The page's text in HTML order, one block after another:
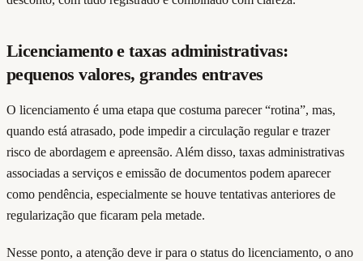
Licenciamento e taxas administrativas:
pequenos valores, grandes entraves
O licenciamento é uma etapa que costuma parecer “rotina”, mas,
quando está atrasado, pode impedir a circulação regular e trazer
risco de abordagem e apreensão. Além disso, taxas administrativas
associadas a serviços e emissão de documentos podem aparecer
como pendência, especialmente se houve tentativas anteriores de
regularização que ficaram pela metade.
Nesse ponto, a atenção deve ir para o status do licenciamento, o ano